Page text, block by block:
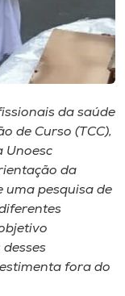
da saúde
de Curso (TCC),
Unoesc
da
uma pesquisa de
fora do